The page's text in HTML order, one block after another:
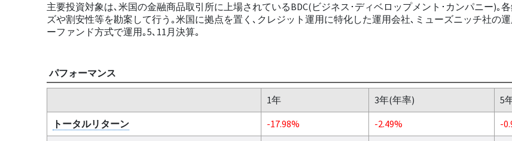
主要投資対象は､米国の金融商品取引所に上場されているBDC(ビジネス･ディベロップメント･カンパニー)｡
ズや割安性等を勘案して行う｡米国に拠点を置く､クレジット運用に特化した運用会社､ミューズニッチ社の
ーファンド方式で運用｡5､11月決算｡
パフォーマンス
1年 3年(年率) 5
トータルリターン
-17.98% -2.49% -